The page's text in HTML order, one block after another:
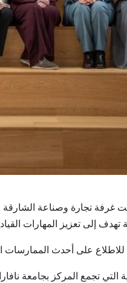
في 15 مايو/وام/ أطلقت غرفة تجارة
إلى تعزيز المهارات
على أحدث الممارسات
التي تجمع المركز بجامعة